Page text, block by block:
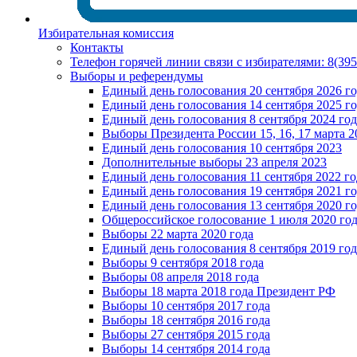
Избирательная комиссия
Контакты
Телефон горячей линии связи с избирателями:
Выборы и референдумы
Единый день голосования 20 сентября 2026
Единый день голосования 14 сентября 2025
Единый день голосования 8 сентября 2024
Выборы Президента России 15, 16, 17 марта
Единый день голосования 10 сентября 2023
Дополнительные выборы 23 апреля 2023
Единый день голосования 11 сентября 2022
Единый день голосования 19 сентября 2021
Единый день голосования 13 сентября 2020
Общероссийское голосование 1 июля 2020
Выборы 22 марта 2020 года
Единый день голосования 8 сентября 2019
Выборы 9 сентября 2018 года
Выборы 08 апреля 2018 года
Выборы 18 марта 2018 года Президент РФ
Выборы 10 сентября 2017 года
Выборы 18 сентября 2016 года
Выборы 27 сентября 2015 года
Выборы 14 сентября 2014 года